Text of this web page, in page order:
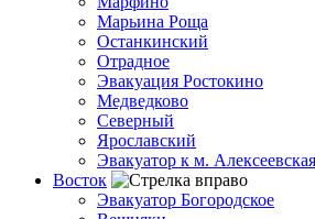
Марьина Роща
Останкинский
Отрадное
Эвакуация Ростокино
Медведково
Северный
Ярославский
Эвакуатор к м. Алексеевская
Восток
Эвакуатор Богородское